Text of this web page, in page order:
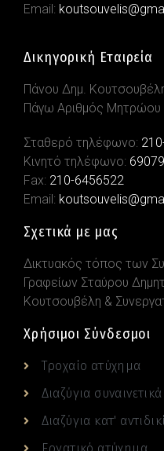
Χρήσιμοι Σύνδεσμοι
Tροχαίο ατύχημα
Διαζύγια συναινετικά
Διαζύγια κατ'
Σχετικά με μας
Δικτυακός τόπος των
Γραφείων Σταύρου
Κουτσουβέλη &
Δικηγορική Εταιρεία
Πάνου Δημ.
Πάγω Αριθμός Μητρώου
Σταθερό τηλέφωνο:
Κινητό τηλέφωνο:
Fax: 210-6456522
Email:
Email: